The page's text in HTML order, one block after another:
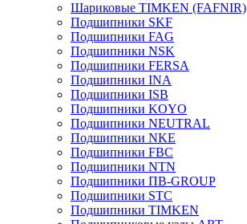
Шариковые ТІMKEN (FAFNIR)
Подшипники SKF
Подшипники FAG
Подшипники NSK
Подшипники FERSA
Подшипники INA
Подшипники ISB
Подшипники KOYO
Подшипники NEUTRAL
Подшипники NKE
Подшипники FBC
Подшипники NTN
Подшипники ПВ-GROUP
Подшипники STC
Подшипники TIMKEN